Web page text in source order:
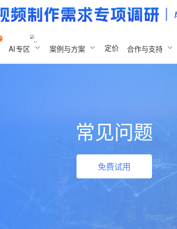
AI专区 案例与方案 定价 合作与支持
常见问题
免费试用